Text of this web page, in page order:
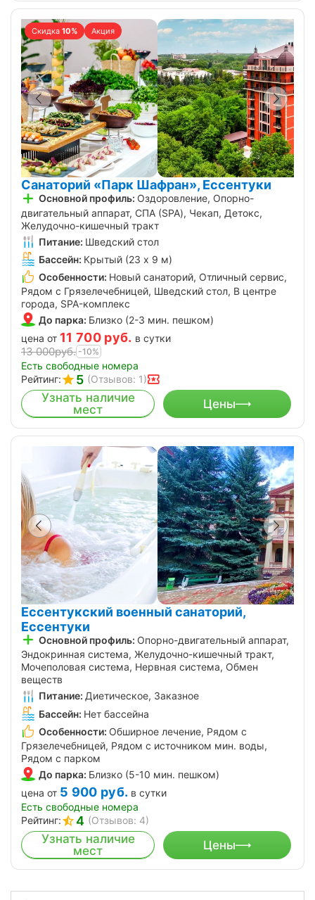
Скидка 10% Акция
Санаторий «Парк Шафран», Ессентуки
Основной профиль: Оздоровление, Опорно-
двигательный аппарат, СПА (SPA), Чекап, Детокс,
Желудочно-кишечный тракт
Питание: Шведский стол
Бассейн: Крытый (23 х 9 м)
Особенности: Новый санаторий, Отличный сервис,
Рядом с Грязелечебницей, Шведский стол, В центре
города, SPA-комплекс
До парка: Близко (2-3 мин. пешком)
цена от 11 700 руб. в сутки
13 000руб. -10%
Есть свободные номера
Рейтинг:
5 (Отзывов: 1)
Узнать наличие
мест
Цены
Ессентукский военный санаторий,
Ессентуки
Основной профиль: Опорно-двигательный аппарат,
Эндокринная система, Желудочно-кишечный тракт,
Мочеполовая система, Нервная система, Обмен
веществ
Питание: Диетическое, Заказное
Бассейн: Нет бассейна
Особенности: Обширное лечение, Рядом с
Грязелечебницей, Рядом с источником мин. воды,
Рядом с парком
До парка: Близко (5-10 мин. пешком)
цена от 5 900 руб. в сутки
Есть свободные номера
Рейтинг:
4 (Отзывов: 4)
Узнать наличие
мест
Цены